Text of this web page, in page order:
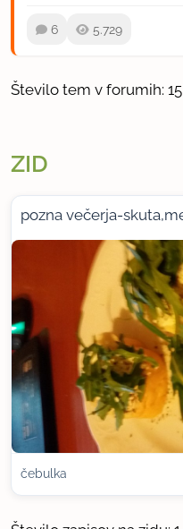
6 5.729
Število tem v forumih: 15
ZID
čebulka